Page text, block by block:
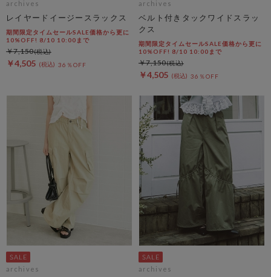
archives
レイヤードイージースラックス
期間限定タイムセールSALE価格から更に
10%OFF! 8/10 10:00まで
￥4,505 36％OFF
￥7,150
archives
ベルト付きタックワイドスラッ
クス
期間限定タイムセールSALE価格から更に
10%OFF! 8/10 10:00まで
￥4,505 36％OFF
￥7,150
archives archives